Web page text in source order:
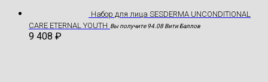
Hабор для лица SESDERMA UNCONDITIONAL
CARE ETERNAL YOUTH Вы получите 94.08 Вити Баллов
9 408 ₽